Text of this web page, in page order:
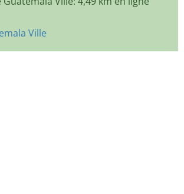
Ville